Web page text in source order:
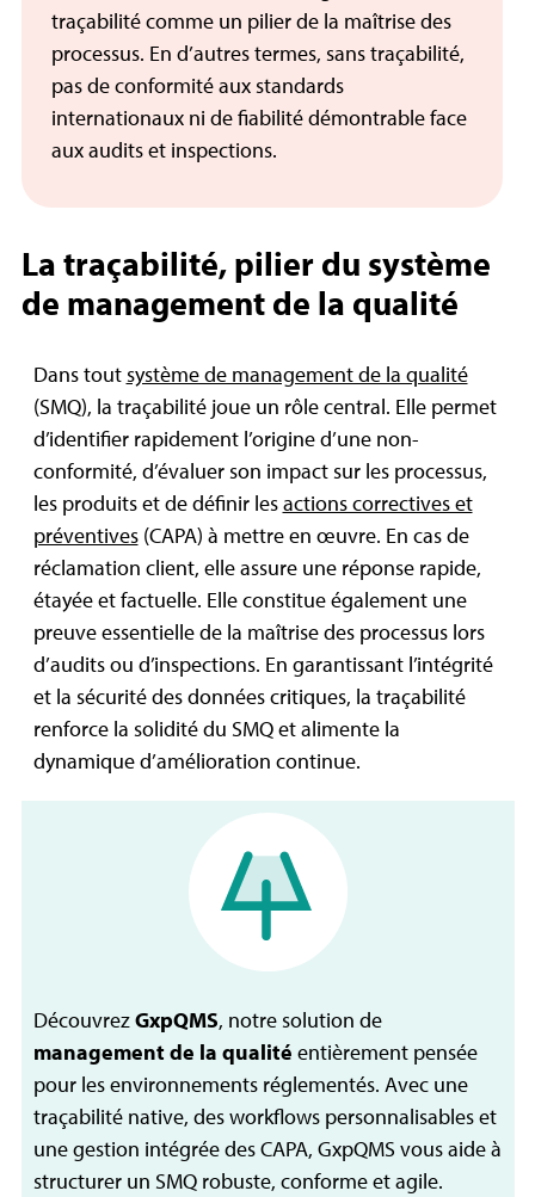
traçabilité comme un pilier de la maîtrise des
processus. En d’autres termes, sans traçabilité,
pas de conformité aux standards
internationaux ni de fiabilité démontrable face
aux audits et inspections.
La traçabilité, pilier du système
de management de la qualité
Dans toutsystème de management de la qualité
(SMQ), la traçabilité joue un rôle central. Elle permet
d’identifier rapidement l’origine d’une non-
conformité, d’évaluer son impact sur les processus,
les produits et de définir lesactions correctives et
préventives(CAPA) à mettre en œuvre. En cas de
réclamation client, elle assure une réponse rapide,
étayée et factuelle. Elle constitue également une
preuve essentielle de la maîtrise des processus lors
d’audits ou d’inspections. En garantissant l’intégrité
et la sécurité des données critiques, la traçabilité
renforce la solidité du SMQ et alimente la
dynamique d’amélioration continue.
DécouvrezGxpQMS, notre solution de
management de la qualité entièrement pensée
pour les environnements réglementés. Avec une
traçabilité native, des workflows personnalisables et
une gestion intégrée des CAPA, GxpQMS vous aide à
structurer un SMQ robuste, conforme et agile.